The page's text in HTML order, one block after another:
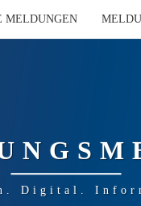
MELDUNGEN
Digital.